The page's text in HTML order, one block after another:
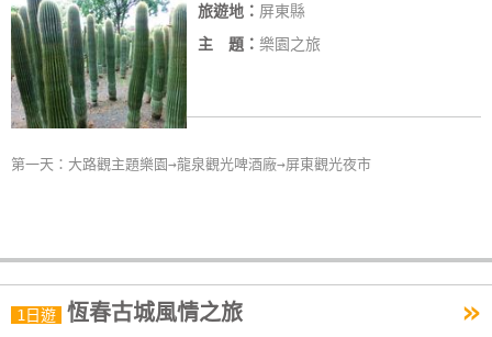
顧
客
滿
意
度
管
理
旅遊地： 屏東縣
主 題： 樂園之旅
第一天：大路觀主題樂園→龍泉觀光啤酒廠→屏東觀光夜市
1日遊 恆春古城風情之旅 »